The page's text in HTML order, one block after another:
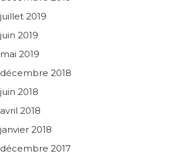
juillet 2019
juin 2019
mai 2019
décembre 2018
juin 2018
avril 2018
janvier 2018
décembre 2017